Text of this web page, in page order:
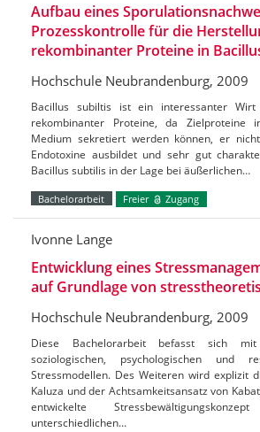
Aufbau eines
Prozesskontrolle für die
rekombinanter Proteine in
Hochschule Neubrandenburg, 2009
Bacillus subiltis ist ein interessanter
rekombinanter Proteine, da Zielproteine
Medium sekretiert werden können, er
Endotoxine ausbildet und sehr gut
Bacillus subtilis in der Lage bei äußerlichen…
Bachelorarbeit Freier Zugang
Ivonne Lange
Entwicklung eines
auf Grundlage von
Hochschule Neubrandenburg, 2009
Diese Bachelorarbeit befasst sich mit
soziologischen, psychologischen und
Stressmodellen. Des Weiteren wird explizit
Kaluza und der Achtsamkeitsansatz von
entwickelte
unterschiedlichen…